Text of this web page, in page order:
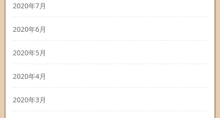
2020年7月
2020年6月
2020年5月
2020年4月
2020年3月